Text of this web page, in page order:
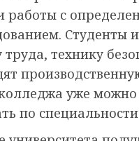
работы с
Студенты
труда, технику
уже
по